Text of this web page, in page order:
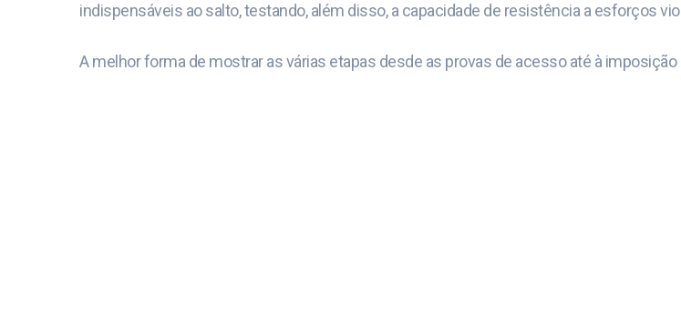
indispensáveis ao salto, testando, além disso, a capacidade de resistência a esforços
A melhor forma de mostrar as várias etapas desde as provas de acesso até à